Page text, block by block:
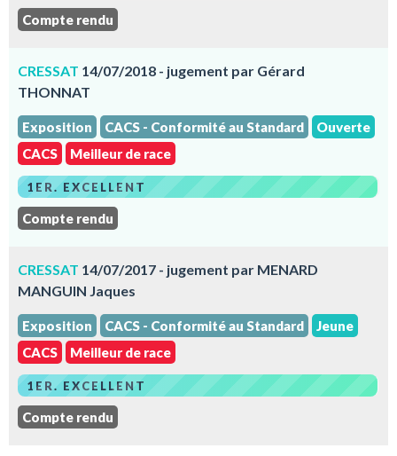
Compte rendu
CRESSAT 14/07/2018 - jugement par Gérard
THONNAT
Exposition CACS - Conformité au Standard
Ouverte
CACS
Meilleur de race
1ER. EXCELLENT
Compte rendu
CRESSAT 14/07/2017 - jugement par MENARD
MANGUIN Jaques
Exposition CACS - Conformité au Standard
Jeune
CACS
Meilleur de race
1ER. EXCELLENT
Compte rendu